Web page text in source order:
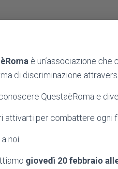
è un’associazione
di discriminazione
QuestaèRoma e
attivarti per combattere ogni
noi.
giovedì 20 febbraio